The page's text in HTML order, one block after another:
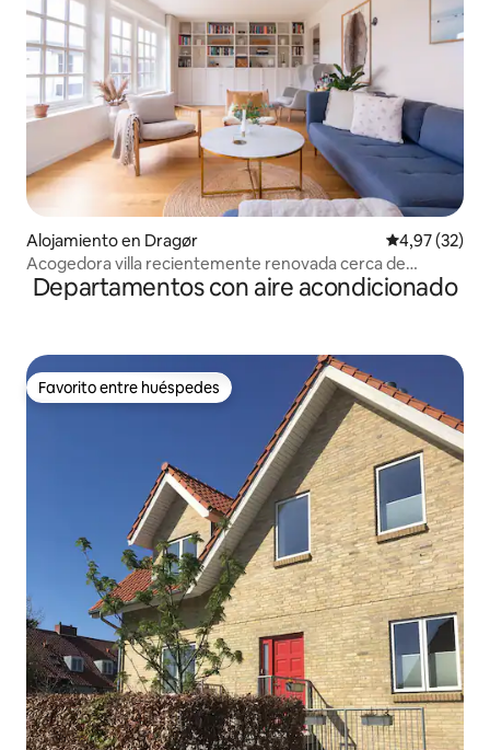
Alojamiento en Dragør Calificación
4,97 (32)
Acogedora villa recientemente renovada cerca de
Copenhague
Departamentos con aire acondicionado
Favorito entre huéspedes
Favorito entre huéspedes